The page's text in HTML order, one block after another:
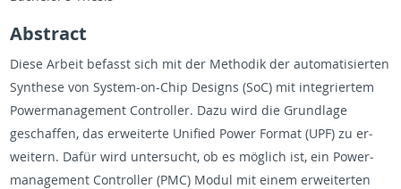
Ab­stract
Diese Ar­beit be­fasst sich mit der Methodik der au­toma­tisierten
Syn­these von Sys­tem-on-Chip De­signs (SoC) mit in­te­gri­ertem
Pow­er­man­age­ment Con­troller. Dazu wird die Grund­lage
geschaf­fen, das er­weit­erte Uni­fied Power For­mat (UPF) zu er­
weit­ern. Dafür wird un­ter­sucht, ob es möglich ist, ein Pow­er­
man­age­ment Con­troller (PMC) Modul mit einem er­weit­erten